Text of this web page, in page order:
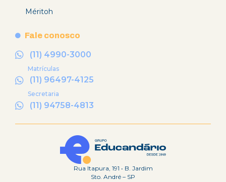
Méritoh
Fale conosco
(11) 4990-3000
Matrículas
(11) 96497-4125
Secretaria
(11) 94758-4813
Rua Itapura, 191 • B. Jardim
Sto. André – SP